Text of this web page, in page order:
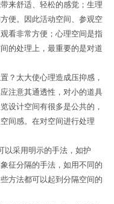
来舒适、轻松的感觉；生理
便。因此活动空间、参观空
看非常方便；心理空间是指
的处理上，最重要的是对道
太大使心理造成压抑感，
注意其通透性，对小的道具
设计空间有很多是公共的，
间感。在对空间进行处理
采用明示的手法，如护
征分隔的手法，如用不同的
方法都可以起到分隔空间的